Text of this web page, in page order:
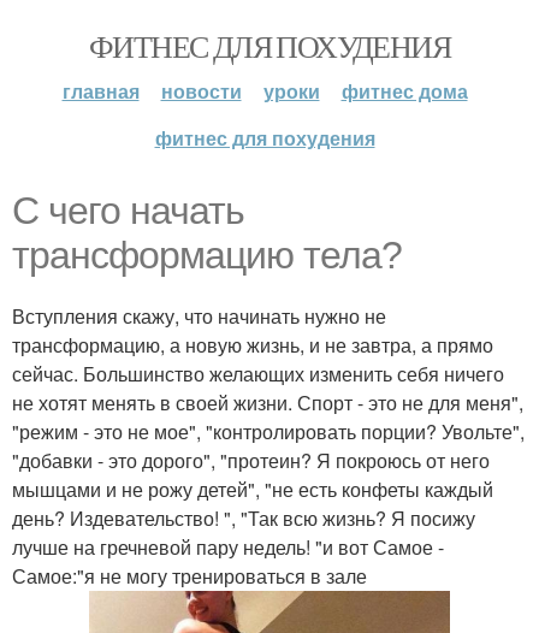
ФИТНЕС ДЛЯ ПОХУДЕНИЯ
главная новости уроки
фитнес дома
фитнес для похудения
С чего начать
трансформацию тела?
Вступления скажу, что начинать нужно не
трансформацию, а новую жизнь, и не завтра, а прямо
сейчас. Большинство желающих изменить себя ничего
не хотят менять в своей жизни. Спорт - это не для меня",
"режим - это не мое", "контролировать порции? Увольте",
"добавки - это дорого", "протеин? Я покроюсь от него
мышцами и не рожу детей", "не есть конфеты каждый
день? Издевательство! ", "Так всю жизнь? Я посижу
лучше на гречневой пару недель! "и вот Самое -
Самое:"я не могу тренироваться в зале